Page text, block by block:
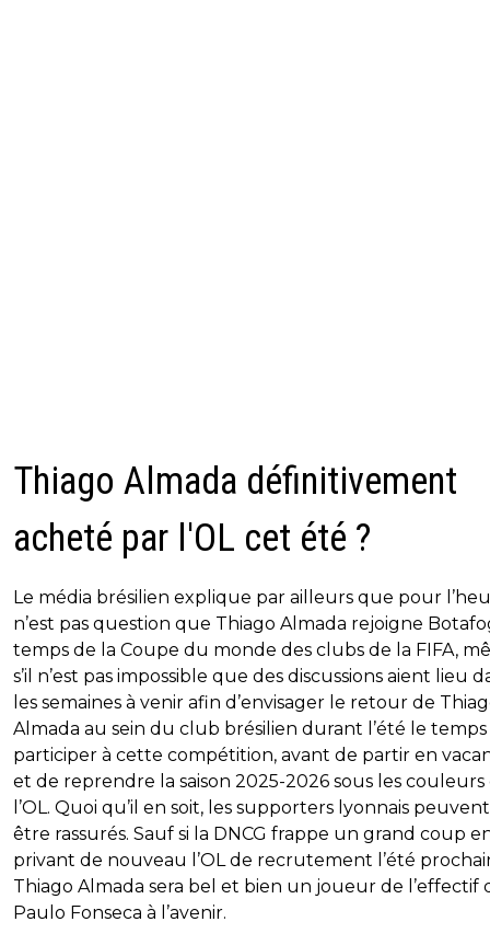
Thiago Almada définitivement
acheté par l'OL cet été ?
Le média brésilien explique par ailleurs que pour
n’est pas question que Thiago Almada rejoigne
temps de la Coupe du monde des clubs de la FIFA,
s’il n’est pas impossible que des discussions aient lieu
les semaines à venir afin d’envisager le retour de
Almada au sein du club brésilien durant l’été le
participer à cette compétition, avant de partir en
et de reprendre la saison 2025-2026 sous les couleurs
l’OL. Quoi qu’il en soit, les supporters lyonnais
être rassurés. Sauf si la DNCG frappe un grand coup
privant de nouveau l’OL de recrutement l’été
Thiago Almada sera bel et bien un joueur de l’effectif
Paulo Fonseca à l’avenir.